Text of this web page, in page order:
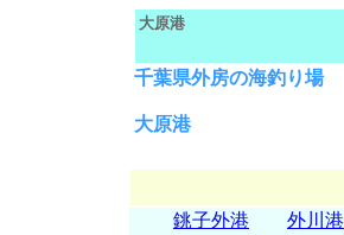
大原港
千葉県外房の海釣り場
大原港
銚子外港 外川港